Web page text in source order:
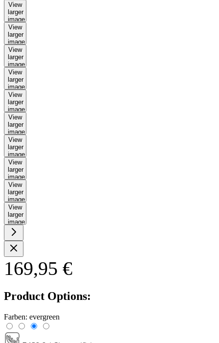
View
larger
image
View
larger
image
View
larger
image
View
larger
image
View
larger
image
View
larger
image
View
larger
image
View
larger
image
View
larger
image
View
larger
image
169,95 €
Product Options:
Farben: evergreen